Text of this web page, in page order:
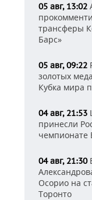
05 авг, 13:02
трансферы
Барс»
05 авг, 09:22
золотых
Кубка мира
04 авг, 21:53
принесли
чемпионате
04 авг, 21:30
Осорио на
Торонто